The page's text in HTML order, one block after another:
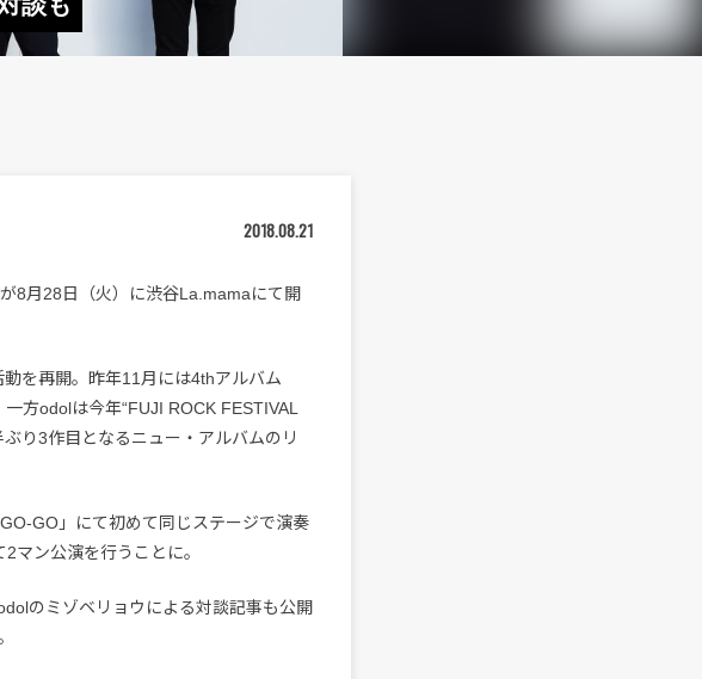
2018.08.21
8月28日（火）に渋谷La.mamaにて開
を再開。昨年11月には4thアルバム
方odolは今年“FUJI ROCK FESTIVAL
り3作目となるニュー・アルバムのリ
GO」にて初めて同じステージで演奏
マン公演を行うことに。
のミゾベリョウによる対談記事も公開